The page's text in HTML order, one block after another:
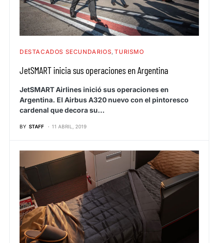
DESTACADOS SECUNDARIOS TURISMO
JetSMART inicia sus operaciones en Argentina
JetSMART Airlines inició sus operaciones en
Argentina. El Airbus A320 nuevo con el pintoresco
cardenal que decora su…
BY STAFF 11 ABRIL, 2019